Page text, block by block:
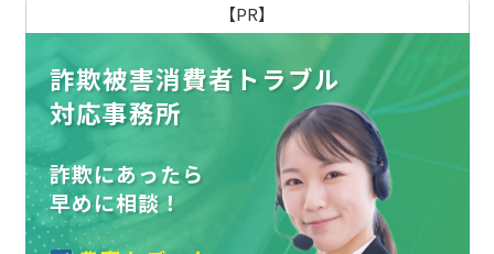
【PR】
詐欺被害消費者トラブル
対応事務所
詐欺にあったら
早めに相談！